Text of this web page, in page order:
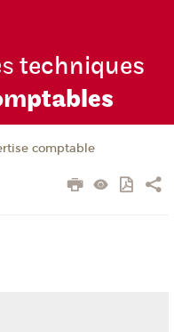
techniques
ptables
comptable